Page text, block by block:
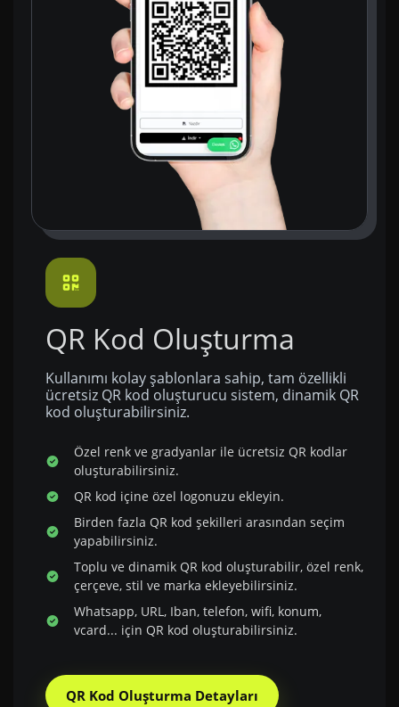
QR Kod Oluşturma
Kullanımı kolay şablonlara sahip, tam özellikli
ücretsiz QR kod oluşturucu sistem, dinamik QR
kod oluşturabilirsiniz.
Özel renk ve gradyanlar ile ücretsiz QR kodlar
oluşturabilirsiniz.
QR kod içine özel logonuzu ekleyin.
Birden fazla QR kod şekilleri arasından seçim
yapabilirsiniz.
Toplu ve dinamik QR kod oluşturabilir, özel renk,
çerçeve, stil ve marka ekleyebilirsiniz.
Whatsapp, URL, Iban, telefon, wifi, konum,
vcard... için QR kod oluşturabilirsiniz.
QR Kod Oluşturma Detayları